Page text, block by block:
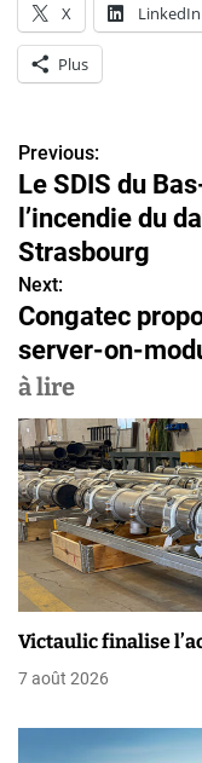
X LinkedIn
Plus
N
a
v
i
g
a
t
i
o
n
d
e
Previous:
Le SDIS du
l’incendie du
Strasbourg
Next:
Congatec
server-on-
à lire
Victaulic finalise
7 août 2026